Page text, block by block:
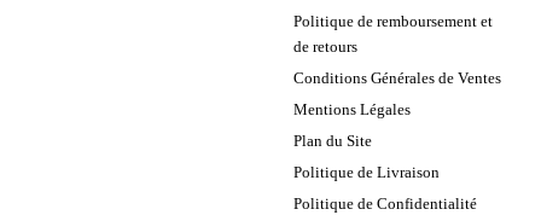
Politique de remboursement et
de retours
Conditions Générales de Ventes
Mentions Légales
Plan du Site
Politique de Livraison
Politique de Confidentialité